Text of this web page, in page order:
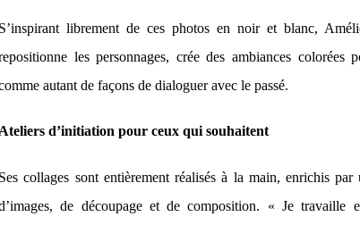
S’inspirant librement de ces photos en noir et blanc,
les personnages, crée des ambiances colorées
autant de façons de dialoguer avec le passé.
Ateliers d’initiation pour ceux qui souhaitent
Ses collages sont entièrement réalisés à la main, enrichis
de découpage et de composition. « Je travaille